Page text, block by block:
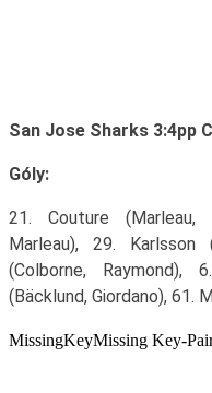
San Jose Sharks 3:4pp
Góly:
21. Couture (Marleau,
Marleau), 29.
(Colborne, Raymond),
(Bäcklund, Giordano), 61.